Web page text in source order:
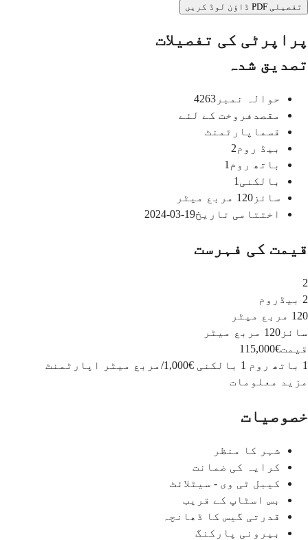
تفصیلی PDF ڈاؤن لوڈ کریں
پراپرٹی کی تفصیلات
تصدیق شدہ
حوالہ نمبر 4263
مقصد فروخت کے لئے
قسم اپارٹمنٹ
بیڈ روم2
باتھ روم 1
بالکنی 1
سائز 120 مربع میٹر
اختتامی تاریخ19-03-2024
قیمت کی فہرست
2
2 بیڈروم
120 مربع میٹر
سائز 120 مربع میٹر
قیمت€115,000
1 باتھ روم
1 بالکنی €1,000
/مربع میٹر
اپارٹمنٹ
مزید معلومات
خصوصیات
شہر کا منظر
کرایہ کی ضمانت
کیبل ٹی وی - سیٹلائٹ
بس اسٹاپ کے قریب
قدرتی گیس کا ڈھانچہ
بیرونی پارکنگ